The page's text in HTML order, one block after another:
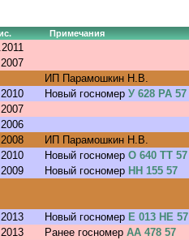
Примечания
ИП Парамошкин Н.В.
Новый госномер У 628 РА 57
ИП Парамошкин Н.В.
Новый госномер О 640 ТТ 57
Новый госномер НН 155 57
Новый госномер Е 013 НЕ 57
Ранее госномер АА 478 57